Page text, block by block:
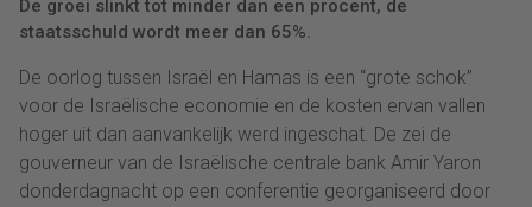
De groei slinkt tot minder dan een procent, de
staatsschuld wordt meer dan 65%.
De oorlog tussen Israël en Hamas is een “grote schok”
voor de Israëlische economie en de kosten ervan vallen
hoger uit dan aanvankelijk werd ingeschat. De zei de
gouverneur van de Israëlische centrale bank Amir Yaron
donderdagnacht op een conferentie georganiseerd door